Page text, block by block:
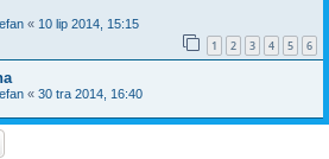
« 10 lip 2014, 15:15
1 2 3 4 5 6
« 30 tra 2014, 16:40